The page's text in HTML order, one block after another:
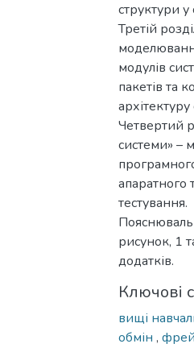
структури
Третій
модулів
пакетів та
Четвертий
системи» –
апаратного
тестування.
рисунок, 1
додатків.
Ключові
вищі
обмін ,